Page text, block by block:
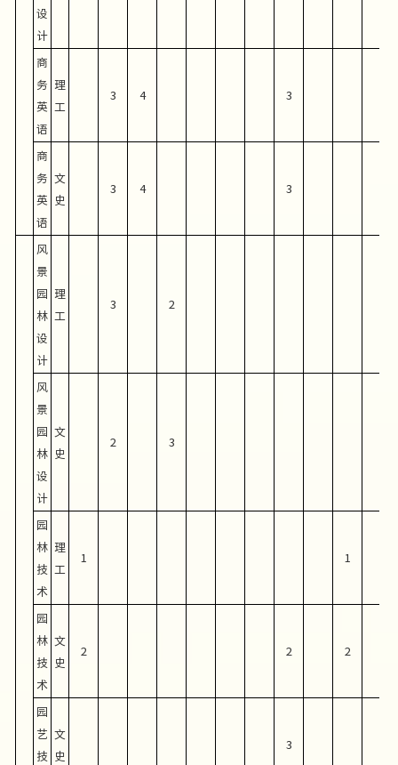
设
计
商
务
英
语
理
工
3 4 3
商
务
英
语
文
史
3 4 3
风
景
园
林
设
计
理
工
3 2
风
景
园
林
设
计
文
史
2 3
园
林
技
术
理
工
1 1
园
林
技
术
文
史
2 2 2
园
艺
技
文
史
3